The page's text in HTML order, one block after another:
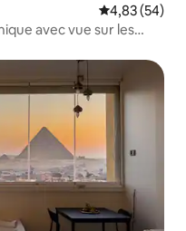
Évaluation
4,83 (54)
avec vue sur les